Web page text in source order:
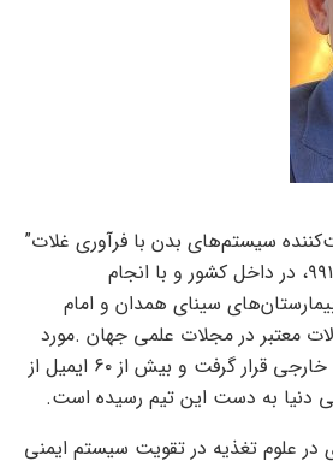
سیستم‌های بدن با فرآوری غلات”
به شماره ثبت اختراع ۹۹۱۷۲، در داخل کشور و با انجام
سینای همدان و امام
معتبر در مجلات علمی جهان .مورد
توجه مجامع معتبر علمی خارجی قرار گرفت و بیش از ۶۰ ایمیل از
دنیا به دست این تیم رسیده است.
در علوم تغذیه در تقویت سیستم ایمنی